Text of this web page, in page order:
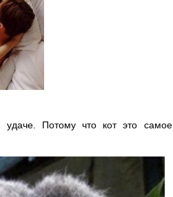
Потому что кот это самое